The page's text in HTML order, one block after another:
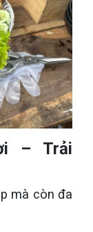
– Trải
mà còn đa